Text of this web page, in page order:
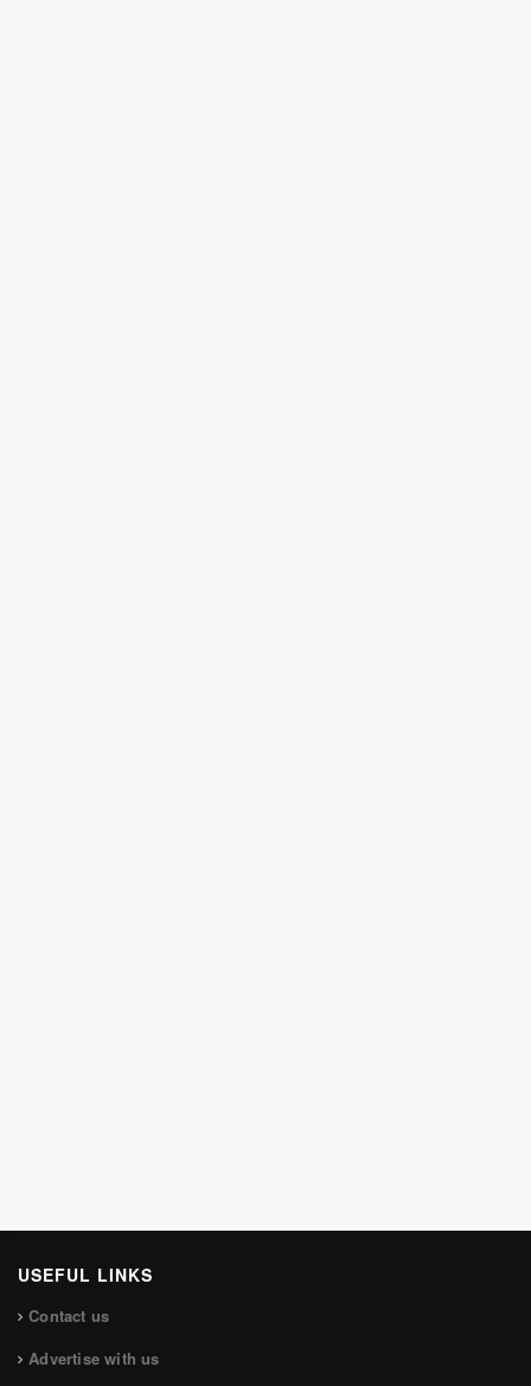
USEFUL LINKS
Contact us
Advertise with us